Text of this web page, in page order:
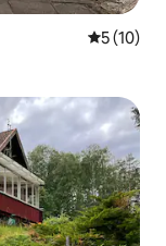
平均评分
5 (10)